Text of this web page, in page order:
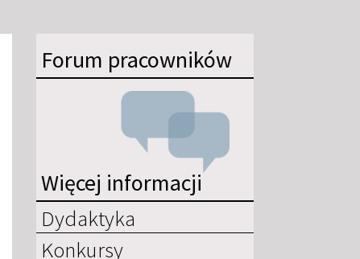
Forum pracowników
Więcej informacji
Dydaktyka
Konkursy